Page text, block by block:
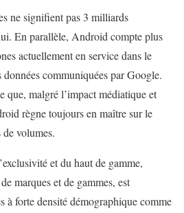
ne signifient pas 3 milliards
En parallèle, Android compte plus
actuellement en service dans le
communiquées par Google.
que, malgré l’impact médiatique et
règne toujours en maître sur le
volumes.
et du haut de gamme,
marques et de gammes, est
à forte densité démographique comme